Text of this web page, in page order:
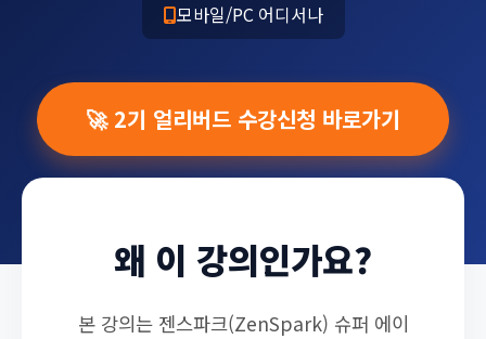
모바일/PC 어디서나
🚀 2기 얼리버드 수강신청 바로가기
왜 이 강의인가요?
본 강의는 젠스파크(ZenSpark) 슈퍼 에이